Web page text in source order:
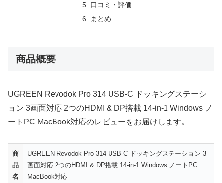
口コミ・評価
まとめ
商品概要
UGREEN Revodok Pro 314 USB-C ドッキングステーシ
ョン 3画面対応 2つのHDMI & DP搭載 14-in-1 Windows ノ
ートPC MacBook対応のレビューをお届けします。
商
品
名
UGREEN Revodok Pro 314 USB-C ドッキングステーション 3
画面対応 2つのHDMI & DP搭載 14-in-1 Windows ノートPC
MacBook対応